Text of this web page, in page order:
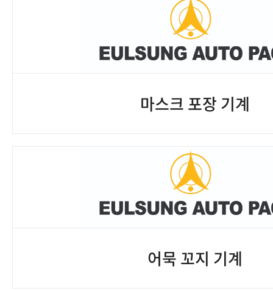
마스크 포장 기계
어묵 꼬지 기계